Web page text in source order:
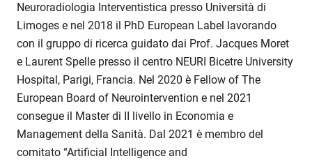
Neuroradiologia Interventistica presso Università di
Limoges e nel 2018 il PhD European Label lavorando
con il gruppo di ricerca guidato dai Prof. Jacques Moret
e Laurent Spelle presso il centro NEURI Bicetre University
Hospital, Parigi, Francia. Nel 2020 è Fellow of The
European Board of Neurointervention e nel 2021
consegue il Master di II livello in Economia e
Management della Sanità. Dal 2021 è membro del
comitato “Artificial Intelligence and